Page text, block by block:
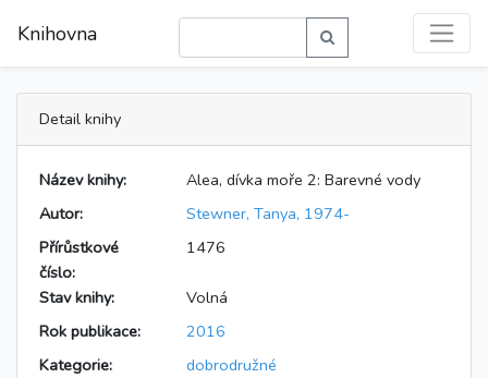
Knihovna
Detail knihy
Název knihy:
Alea, dívka moře 2: Barevné vody
Autor:
Stewner, Tanya, 1974-
Přírůstkové
číslo:
1476
Stav knihy:
Volná
Rok publikace:
2016
Kategorie:
dobrodružné